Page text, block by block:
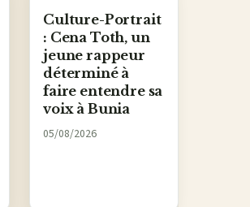
Culture-Portrait
: Cena Toth, un
jeune rappeur
déterminé à
faire entendre sa
voix à Bunia
05/08/2026